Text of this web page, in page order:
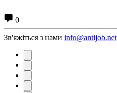
0
Зв'яжіться з нами info@antijob.net